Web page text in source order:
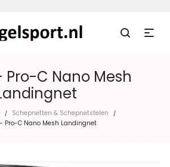
Pro-C Nano Mesh
/ Schepnetten & Schepnetstelen /
Pro-C Nano Mesh Landingnet